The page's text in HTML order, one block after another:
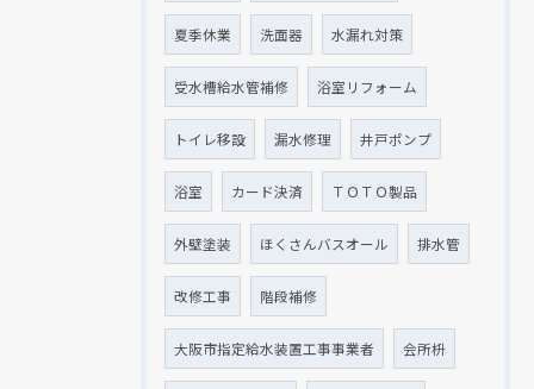
夏季休業 洗面器 水漏れ対策
受水槽給水管補修 浴室リフォーム
トイレ移設 漏水修理 井戸ポンプ
浴室 カード決済 ＴＯＴＯ製品
外壁塗装 ほくさんバスオール 排水管
改修工事 階段補修
大阪市指定給水装置工事事業者 会所枡